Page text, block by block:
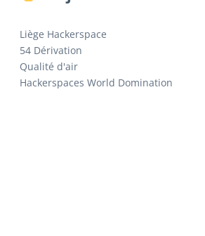
Liège Hackerspace
54 Dérivation
Qualité d'air
Hackerspaces World Domination